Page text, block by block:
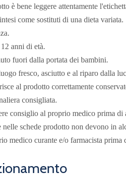
è bene leggere attentamente
come sostituti di una dieta variata.
anni di età.
fuori dalla portata dei bambini.
fresco, asciutto e al riparo dalla
al prodotto correttamente
consigliata.
consiglio al proprio medico prima di
schede prodotto non devono in
medico curante e/o farmacista